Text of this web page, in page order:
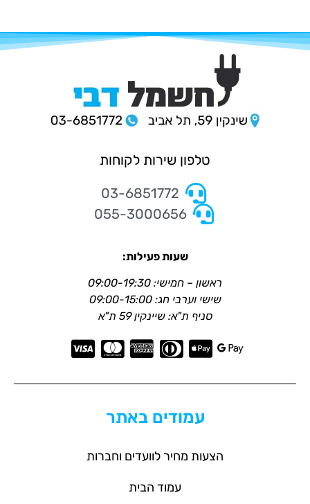
טלפון שירות לקוחות
03-6851772
055-3000656
שעות פעילות:
ראשון – חמישי: 09:00-19:30
שישי וערבי חג: 09:00-15:00
סניף ת"א: שיינקין 59 ת"א
עמודים באתר
הצעות מחיר לוועדים וחברות
עמוד הבית